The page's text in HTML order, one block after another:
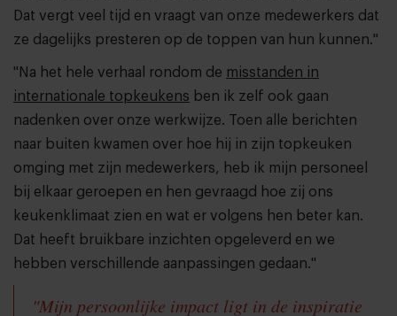
Dat vergt veel tijd en vraagt van onze medewerkers dat
ze dagelijks presteren op de toppen van hun kunnen."
"Na het hele verhaal rondom de misstanden in
internationale topkeukens ben ik zelf ook gaan
nadenken over onze werkwijze. Toen alle berichten
naar buiten kwamen over hoe hij in zijn topkeuken
omging met zijn medewerkers, heb ik mijn personeel
bij elkaar geroepen en hen gevraagd hoe zij ons
keukenklimaat zien en wat er volgens hen beter kan.
Dat heeft bruikbare inzichten opgeleverd en we
hebben verschillende aanpassingen gedaan."
"Mijn persoonlijke impact ligt in de inspiratie